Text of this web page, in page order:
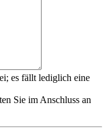
es fällt lediglich eine
Sie im Anschluss an